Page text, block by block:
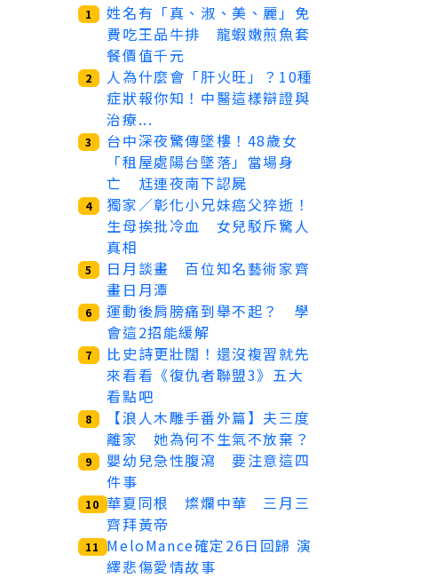
1
姓名有「真、淑、美、麗」免
費吃王品牛排 龍蝦嫩煎魚套
餐價值千元
2
人為什麼會「肝火旺」？10種
症狀報你知！中醫這樣辯證與
治療...
3
台中深夜驚傳墜樓！48歲女
「租屋處陽台墜落」當場身
亡 尪連夜南下認屍
4
獨家／彰化小兄妹癌父猝逝！
生母挨批冷血 女兒駁斥驚人
真相
5
日月談畫 百位知名藝術家齊
畫日月潭
6
運動後肩膀痛到舉不起？ 學
會這2招能緩解
7
比史詩更壯闊！還沒複習就先
來看看《復仇者聯盟3》五大
看點吧
8
【浪人木雕手番外篇】夫三度
離家 她為何不生氣不放棄？
9
嬰幼兒急性腹瀉 要注意這四
件事
10 華夏同根 燦爛中華 三月三
齊拜黃帝
11
MeloMance確定26日回歸 演
繹悲傷愛情故事